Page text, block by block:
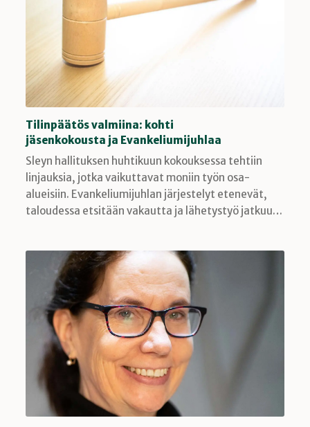
Tilinpäätös valmiina: kohti
jäsenkokousta ja Evankeliumijuhlaa
Sleyn hallituksen huhtikuun kokouksessa tehtiin
linjauksia, jotka vaikuttavat moniin työn osa-
alueisiin. Evankeliumijuhlan järjestelyt etenevät,
taloudessa etsitään vakautta ja lähetystyö jatkuu…